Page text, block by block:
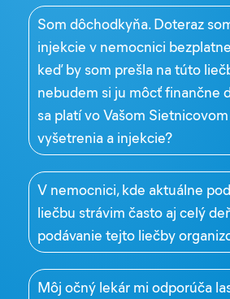
Som dôchodkyňa. Doteraz
injekcie v nemocnici
keď by som prešla na túto
nebudem si ju môcť finančne
sa platí vo Vašom
vyšetrenia a injekcie?
V nemocnici, kde aktuálne
liečbu strávim často aj celý
podávanie tejto liečby
Môj očný lekár mi odporúča